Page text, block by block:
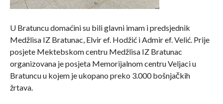
U Bratuncu domaćini su bili glavni imam i predsjednik
Medžlisa IZ Bratunac, Elvir ef. Hodžić i Admir ef. Velić. Prije
posjete Mektebskom centru Medžlisa IZ Bratunac
organizovana je posjeta Memorijalnom centru Veljaci u
Bratuncu u kojem je ukopano preko 3.000 bošnjačkih
žrtava.